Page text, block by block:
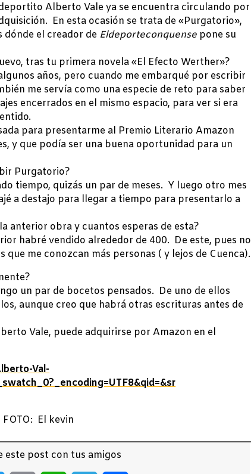
Alberto Vale ya se encuentra circulando por
En esta ocasión se trata de «Purgatorio»,
dónde el creador de Eldeporteconquense pone su
tras tu primera novela «El Efecto Werther»?
años, pero cuando me embarqué por escribir
me servía como una especie de reto para saber
encerrados en el mismo espacio, para ver si era
para presentarme al Premio Literario Amazon
y que podía ser una buena oportunidad para un
Purgatorio?
tiempo, quizás un par de meses. Y luego otro mes
a destajo para llegar a tiempo para presentarlo a
anterior obra y cuantos esperas de esta?
habré vendido alrededor de 400. De este, pues no
me conozcan más personas ( y lejos de Cuenca).
un par de bocetos pensados. De uno de ellos
aunque creo que habrá otras escrituras antes de
Vale, puede adquirirse por Amazon en el
Val-
FOTO: El kevin
este post con tus amigos